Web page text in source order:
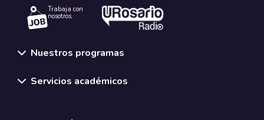
Trabaja con
nosotros.
Nuestros programas
Servicios académicos